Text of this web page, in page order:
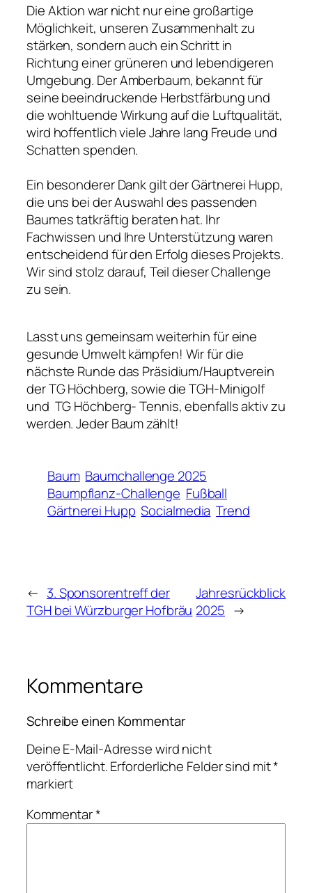
Die Aktion war nicht nur eine großartige
Möglichkeit, unseren Zusammenhalt zu
stärken, sondern auch ein Schritt in
Richtung einer grüneren und lebendigeren
Umgebung. Der Amberbaum, bekannt für
seine beeindruckende Herbstfärbung und
die wohltuende Wirkung auf die Luftqualität,
wird hoffentlich viele Jahre lang Freude und
Schatten spenden.
Ein besonderer Dank gilt der Gärtnerei Hupp,
die uns bei der Auswahl des passenden
Baumes tatkräftig beraten hat. Ihr
Fachwissen und Ihre Unterstützung waren
entscheidend für den Erfolg dieses Projekts.
Wir sind stolz darauf, Teil dieser Challenge
zu sein.
Lasst uns gemeinsam weiterhin für eine
gesunde Umwelt kämpfen! Wir für die
nächste Runde das Präsidium/Hauptverein
der TG Höchberg, sowie die TGH-Minigolf
und TG Höchberg- Tennis, ebenfalls aktiv zu
werden. Jeder Baum zählt!
Baum Baumchallenge 2025
Baumpflanz-Challenge Fußball
Gärtnerei Hupp Socialmedia Trend
← 3. Sponsorentreff der
TGH bei Würzburger Hofbräu
Jahresrückblick
2025 →
Kommentare
Schreibe einen Kommentar
Deine E-Mail-Adresse wird nicht
veröffentlicht.Erforderliche Felder sind mit*
markiert
Kommentar*